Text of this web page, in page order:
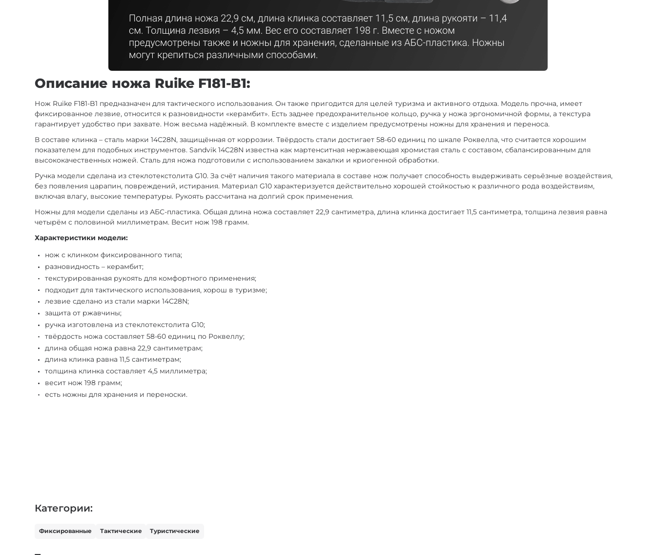
Описание ножа Ruike F181-B1:
Нож Ruike F181-B1 предназначен для тактического использования. Он также пригодится для целей туризма и активного отдыха. Модель прочна, имеет
фиксированное лезвие, относится к разновидности «керамбит». Есть заднее предохранительное кольцо, ручка у ножа эргономичной формы, а текстура
гарантирует удобство при захвате. Нож весьма надёжный. В комплекте вместе с изделием предусмотрены ножны для хранения и переноса.
В составе клинка – сталь марки 14C28N, защищённая от коррозии. Твёрдость стали достигает 58-60 единиц по шкале Роквелла, что считается хорошим
показателем для подобных инструментов. Sandvik 14C28N известна как мартенситная нержавеющая хромистая сталь с составом, сбалансированным для
высококачественных ножей. Сталь для ножа подготовили с использованием закалки и криогенной обработки.
Ручка модели сделана из стеклотекстолита G10. За счёт наличия такого материала в составе нож получает способность выдерживать серьёзные воздействия,
без появления царапин, повреждений, истирания. Материал G10 характеризуется действительно хорошей стойкостью к различного рода воздействиям,
включая влагу, высокие температуры. Рукоять рассчитана на долгий срок применения.
Ножны для модели сделаны из АБС-пластика. Общая длина ножа составляет 22,9 сантиметра, длина клинка достигает 11,5 сантиметра, толщина лезвия равна
четырём с половиной миллиметрам. Весит нож 198 грамм.
Характеристики модели:
нож с клинком фиксированного типа;
разновидность – керамбит;
текстурированная рукоять для комфортного применения;
подходит для тактического использования, хорош в туризме;
лезвие сделано из стали марки 14C28N;
защита от ржавчины;
ручка изготовлена из стеклотекстолита G10;
твёрдость ножа составляет 58-60 единиц по Роквеллу;
длина общая ножа равна 22,9 сантиметрам;
длина клинка равна 11,5 сантиметрам;
толщина клинка составляет 4,5 миллиметра;
весит нож 198 грамм;
есть ножны для хранения и переноски.
Категории:
Фиксированные Тактические Туристические